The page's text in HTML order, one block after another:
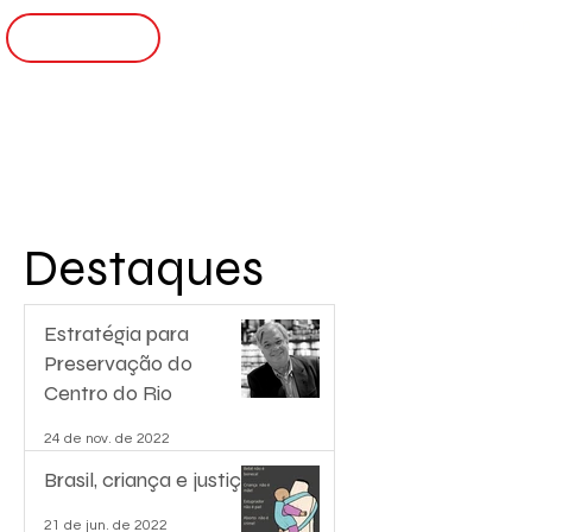
Estratégia para
Preservação do
Centro do Rio
24 de nov. de 2022
Brasil, criança e justiça.
21 de jun. de 2022
Destaques